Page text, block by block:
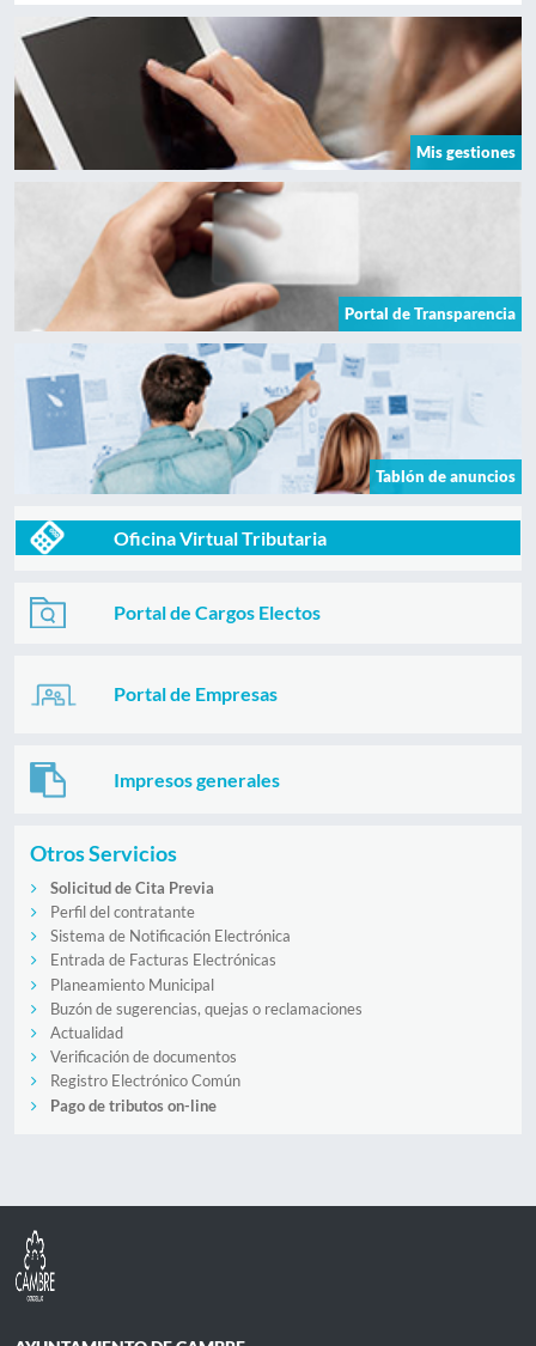
Mis gestiones
Portal de Transparencia
Tablón de anuncios
Oficina Virtual Tributaria
Portal de Cargos Electos
Portal de Empresas
Impresos generales
Otros Servicios
Solicitud de Cita Previa
Perfil del contratante
Sistema de Notificación Electrónica
Entrada de Facturas Electrónicas
Planeamiento Municipal
Buzón de sugerencias, quejas o reclamaciones
Actualidad
Verificación de documentos
Registro Electrónico Común
Pago de tributos on-line